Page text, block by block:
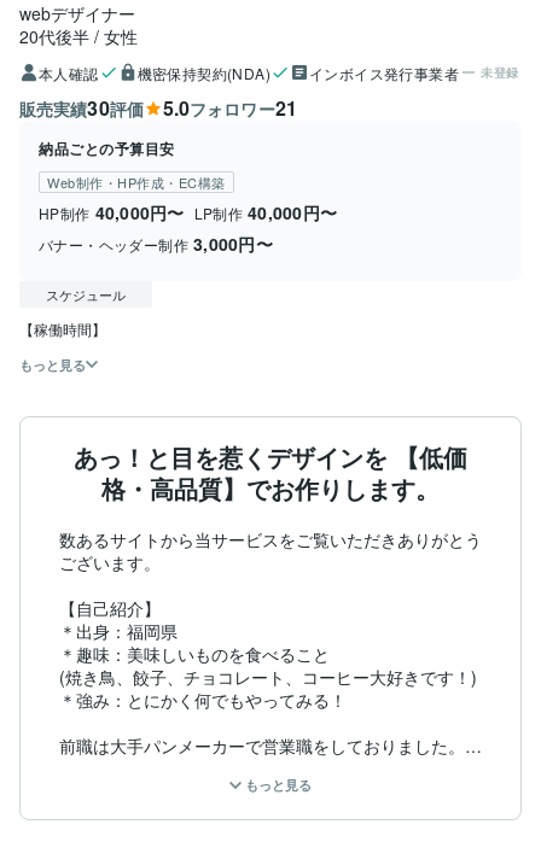
webデザイナー
20代後半 女性
本人確認 機密保持契約(NDA) インボイス発行事業者 未登録
販売実績30評価 5.0フォロワー21
納品ごとの予算目安
Web制作・HP作成・EC構築
HP制作 40,000円〜 LP制作 40,000円〜
バナー・ヘッダー制作 3,000円〜
スケジュール
もっと見る
あっ！と目を惹くデザインを 【低価
格・高品質】でお作りします。
数あるサイトから当サービスをご覧いただきありがとう
ございます。
【自己紹介】
＊出身：福岡県
＊趣味：美味しいものを食べること
(焼き鳥、餃子、チョコレート、コーヒー大好きです！)
＊強み：とにかく何でもやってみる！
前職は大手パンメーカーで営業職をしておりました。ス
に取っていただけるよう、イベント企画や、売り場づく
りを行い、お客様目線に立ったご提案で取引先の売り上
もっと見る